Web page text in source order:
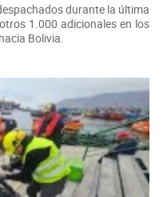
durante la última
1.000 adicionales en los
Bolivia.